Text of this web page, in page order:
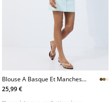
Blouse A Basque Et Manches
Courtes
25,99 €